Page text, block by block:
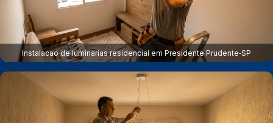
Instalacao de luminarias residencial em Presidente Prudente‑SP